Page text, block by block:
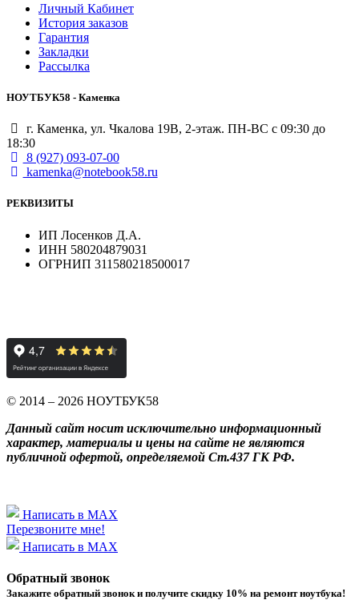
Личный Кабинет
История заказов
Гарантия
Закладки
Рассылка
НОУТБУК58 - Каменка
г. Каменка, ул. Чкалова 19В, 2-этаж. ПН-ВС с 09:30 до
18:30
8 (927) 093-07-00
kamenka@notebook58.ru
РЕКВИЗИТЫ
ИП Лосенков Д.А.
ИНН 580204879031
ОГРНИП 311580218500017
© 2014 – 2026 НОУТБУК58
Данный сайт носит исключительно информационный
характер, материалы и цены на сайте не являются
публичной офертой, определяемой Ст.437 ГК РФ.
Написать в MAX
Перезвоните мне!
Написать в MAX
Обратный звонок
Закажите обратный звонок и получитe скидку 10% на ремонт ноутбука!